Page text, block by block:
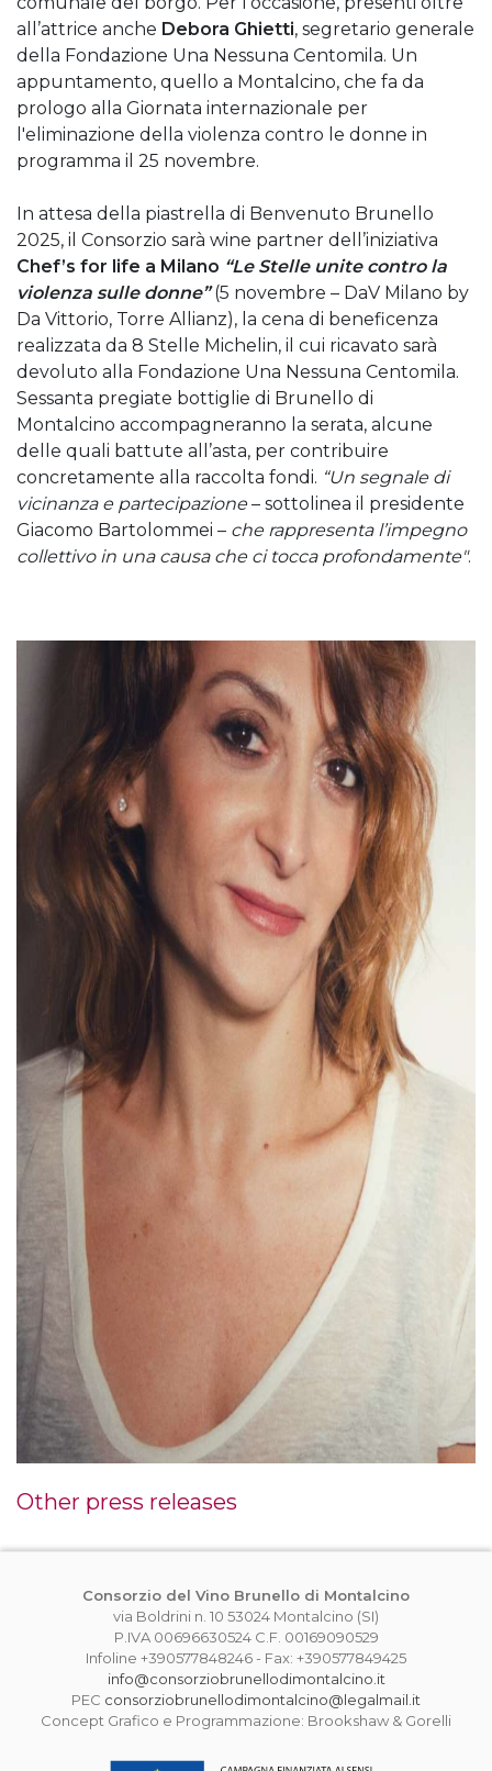
all’attrice anche Debora Ghietti, segretario generale
della Fondazione Una Nessuna Centomila. Un
appuntamento, quello a Montalcino, che fa da
prologo alla Giornata internazionale per
l'eliminazione della violenza contro le donne in
programma il 25 novembre.
In attesa della piastrella di Benvenuto Brunello
2025, il Consorzio sarà wine partner dell’iniziativa
Chef’s for life a Milano “Le Stelle unite contro la
violenza sulle donne”(5 novembre – DaV Milano by
Da Vittorio, Torre Allianz), la cena di beneficenza
realizzata da 8 Stelle Michelin, il cui ricavato sarà
devoluto alla Fondazione Una Nessuna Centomila.
Sessanta pregiate bottiglie di Brunello di
Montalcino accompagneranno la serata, alcune
delle quali battute all’asta, per contribuire
concretamente alla raccolta fondi. “Un segnale di
vicinanza e partecipazione– sottolinea il presidente
Giacomo Bartolommei – che rappresenta l’impegno
collettivo in una causa che ci tocca profondamente".
Other press releases
Consorzio del Vino Brunello di Montalcino
via Boldrini n. 10 53024 Montalcino (SI)
P.IVA 00696630524 C.F. 00169090529
Infoline +390577848246 - Fax: +390577849425
info@consorziobrunellodimontalcino.it
PEC consorziobrunellodimontalcino@legalmail.it
Concept Grafico e Programmazione: Brookshaw & Gorelli